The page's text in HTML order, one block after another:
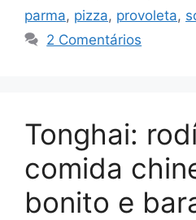
parma, pizza, provoleta,
2 Comentários
Tonghai:
comida
bonito e